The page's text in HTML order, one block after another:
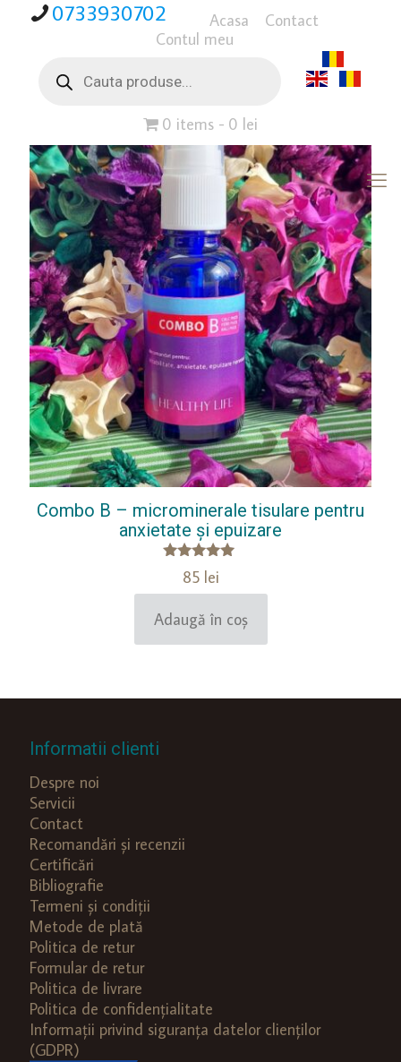
0733930702 Acasa
Contact
Contul meu
search
0 items 0 lei
Combo B – microminerale tisulare pentru
anxietate și epuizare
Evaluat la
5.00
din 5
85 lei
Adaugă în coș
Informatii clienti
Despre noi
Servicii
Contact
Recomandări și recenzii
Certificări
Bibliografie
Termeni și condiții
Metode de plată
Politica de retur
Formular de retur
Politica de livrare
Politica de confidențialitate
Informații privind siguranța datelor clienților
(GDPR)